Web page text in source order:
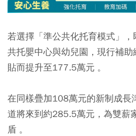
若選擇「準公共化托育模式」
共托嬰中心與幼兒園，現行補
貼而提升至177.5萬元 。
在同樣疊加108萬元的新制成長
道將來到約285.5萬元，為雙薪
盾 。